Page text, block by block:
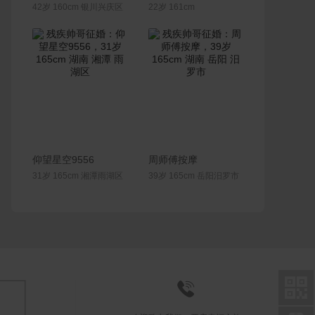
42岁 160cm 银川兴庆区 22岁 161cm
联系Ta
仰望星空9556
31岁 165cm 湘潭雨湖区
联系Ta
周师傅按摩
39岁 165cm 岳阳汨罗市
